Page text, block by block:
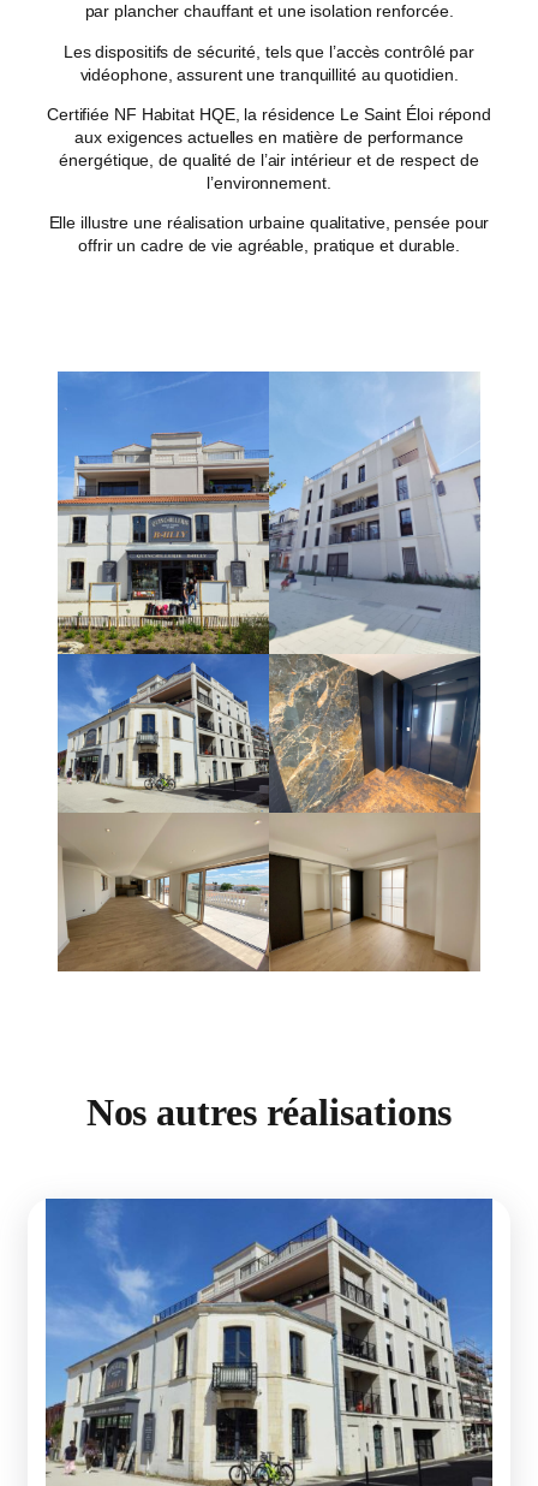
par plancher chauffant et une isolation renforcée.
Les dispositifs de sécurité, tels que l’accès contrôlé par
vidéophone, assurent une tranquillité au quotidien.
Certifiée NF Habitat HQE, la résidence Le Saint Éloi répond
aux exigences actuelles en matière de performance
énergétique, de qualité de l’air intérieur et de respect de
l’environnement.
Elle illustre une réalisation urbaine qualitative, pensée pour
offrir un cadre de vie agréable, pratique et durable.
Nos autres réalisations